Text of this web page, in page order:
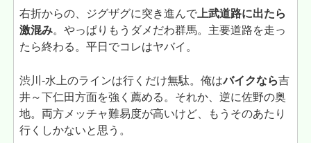
右折からの、ジグザグに突き進んで 上武道路に出たら
激混み。やっぱりもうダメだわ群馬。主要道路を走っ
たら終わる。平日でコレはヤバイ。
渋川-水上のラインは行くだけ無駄。俺はバイクなら吉
井～下仁田方面を強く薦める。それか、逆に佐野の奥
地。両方メッチャ難易度が高いけど、もうそのあたり
行くしかないと思う。